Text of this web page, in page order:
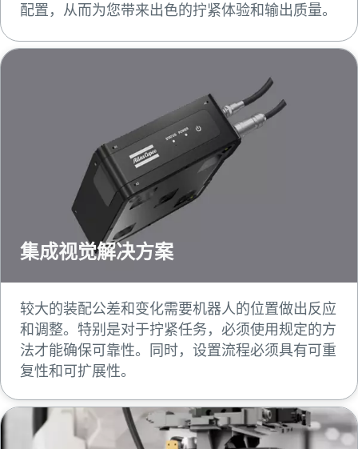
配置，从而为您带来出色的拧紧体验和输出质量。
集成视觉解决方案
较大的装配公差和变化需要机器人的位置做出反应
和调整。特别是对于拧紧任务，必须使用规定的方
法才能确保可靠性。同时，设置流程必须具有可重
复性和可扩展性。